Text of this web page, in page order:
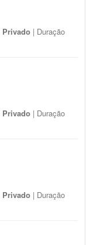
Privado | Duração
Privado | Duração
Privado | Duração